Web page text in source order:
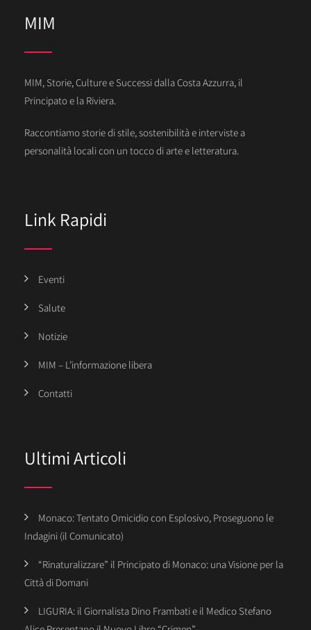
MIM
MIM, Storie, Culture e Successi dalla Costa Azzurra, il
Principato e la Riviera.
Raccontiamo storie di stile, sostenibilità e interviste a
personalità locali con un tocco di arte e letteratura.
Link Rapidi
Eventi
Salute
Notizie
MIM – L’informazione libera
Contatti
Ultimi Articoli
Monaco: Tentato Omicidio con Esplosivo, Proseguono le
Indagini (il Comunicato)
“Rinaturalizzare” il Principato di Monaco: una Visione per la
Città di Domani
LIGURIA: il Giornalista Dino Frambati e il Medico Stefano